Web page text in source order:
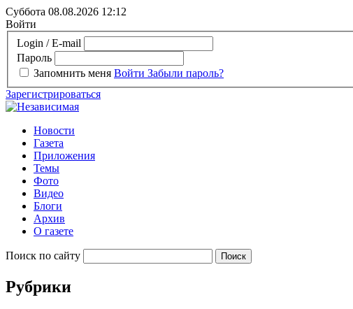
Суббота 08.08.2026 12:12
Войти
Login / E-mail
Пароль
Запомнить меня Войти Забыли пароль?
Зарегистрироваться
Новости
Газета
Приложения
Темы
Фото
Видео
Блоги
Архив
О газете
Поиск по сайту
Рубрики